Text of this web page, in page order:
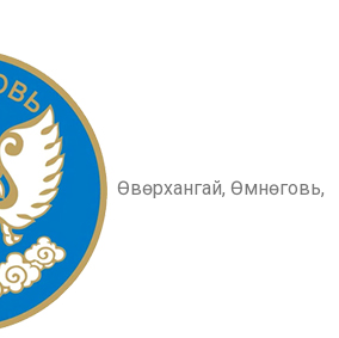
Өвөрхангай, Өмнөговь,